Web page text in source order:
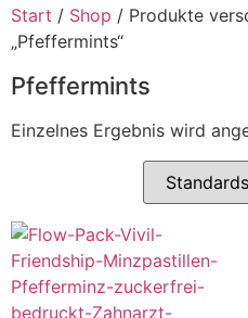
Start / Shop / Produkte
„Pfeffermints“
Pfeffermints
Einzelnes Ergebnis wird